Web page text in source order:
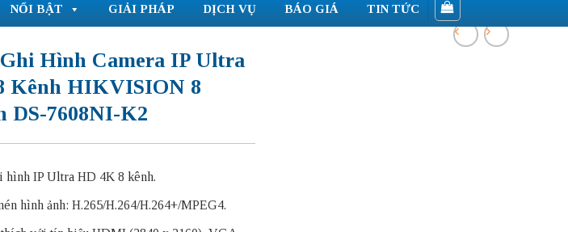
NỔI BẬT GIẢI PHÁP DỊCH VỤ BÁO GIÁ TIN TỨC
Hình Camera IP Ultra
Kênh HIKVISION 8
DS-7608NI-K2
hình IP Ultra HD 4K 8 kênh.
hình ảnh: H.265/H.264/H.264+/MPEG4.